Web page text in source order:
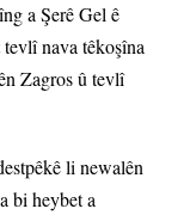
a Şerê Gel ê
nava têkoşîna
Zagros û tevlî
li newalên
bi heybet a